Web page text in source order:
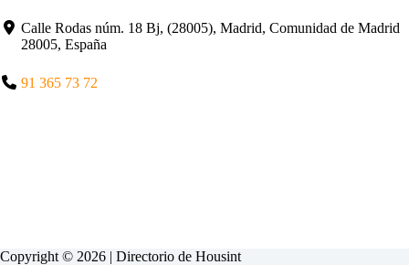
Calle Rodas núm. 18 Bj, (28005), Madrid, Comunidad de Madrid
28005, España
91 365 73 72
Copyright © 2026 | Directorio de Housint